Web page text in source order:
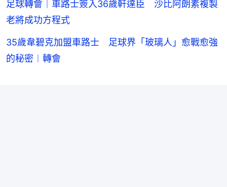
足球轉會｜車路士簽入36歲軒達臣 沙比阿朗素複製
老將成功方程式
35歲韋碧克加盟車路士 足球界「玻璃人」愈戰愈強
的秘密︱轉會